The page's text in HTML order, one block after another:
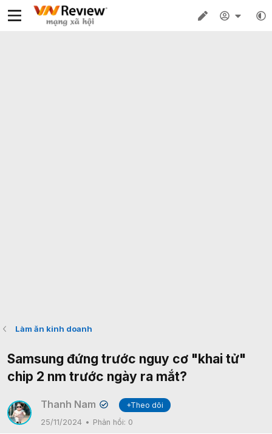
Làm ăn kinh doanh
Samsung đứng trước nguy cơ "khai tử"
chip 2 nm trước ngày ra mắt?
Thanh Nam ✔
+Theo dõi
25/11/2024
Phản hồi: 0